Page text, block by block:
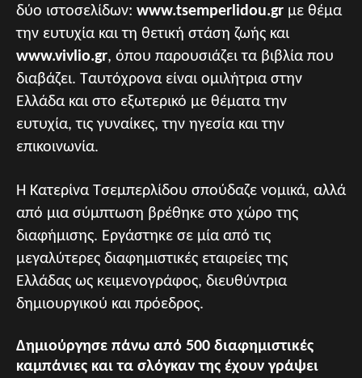
δύο ιστοσελίδων: www.tsemperlidou.gr με θέμα
την ευτυχία και τη θετική στάση ζωής και
www.vivlio.gr, όπου παρουσιάζει τα βιβλία που
διαβάζει. Ταυτόχρονα είναι ομιλήτρια στην
Ελλάδα και στο εξωτερικό με θέματα την
ευτυχία, τις γυναίκες, την ηγεσία και την
επικοινωνία.
Η Κατερίνα Τσεμπερλίδου σπούδαζε νομικά, αλλά
από μια σύμπτωση βρέθηκε στο χώρο της
διαφήμισης. Εργάστηκε σε μία από τις
μεγαλύτερες διαφημιστικές εταιρείες της
Ελλάδας ως κειμενογράφος, διευθύντρια
δημιουργικού και πρόεδρος.
Δημιούργησε πάνω από 500 διαφημιστικές
καμπάνιες και τα σλόγκαν της έχουν γράψει